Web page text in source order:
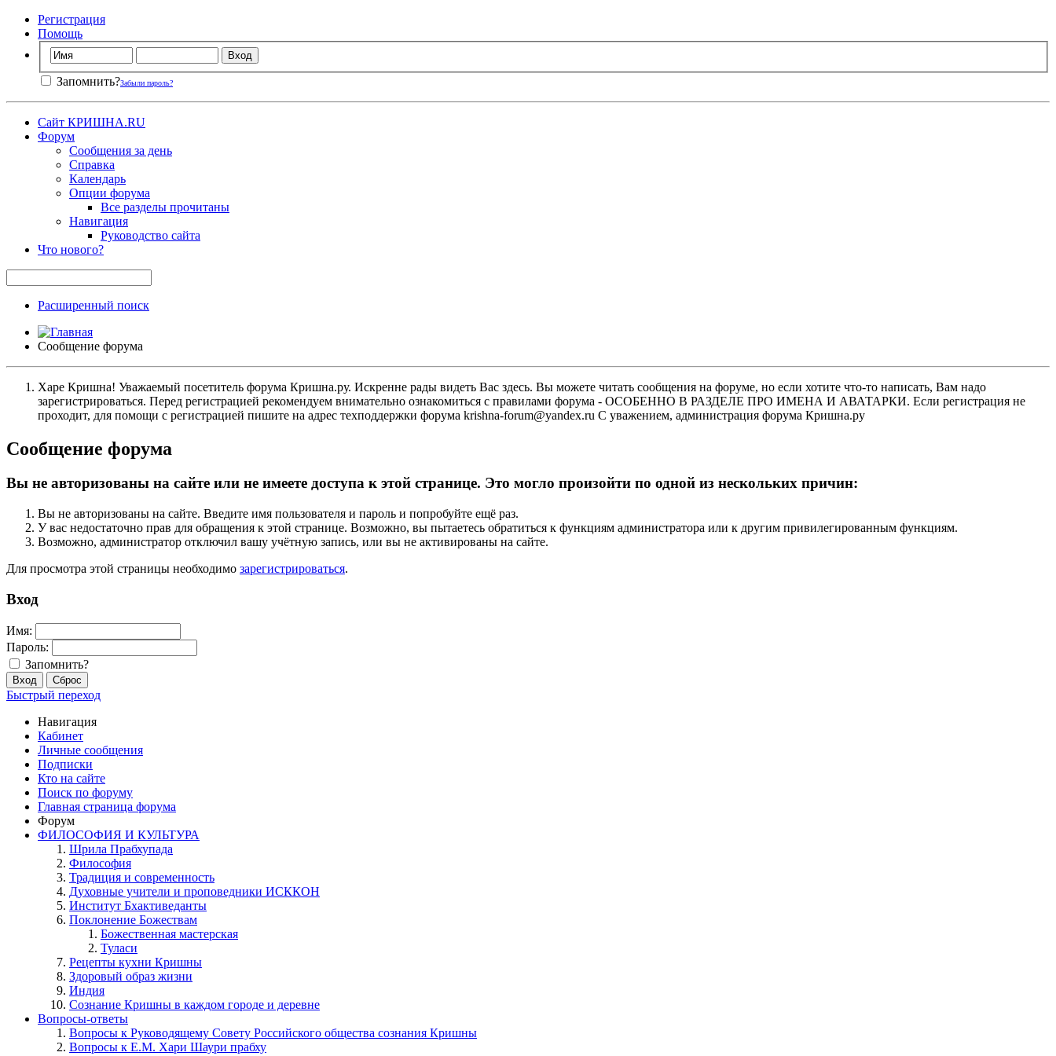
Регистрация
Помощь
Запомнить?Забыли пароль?
Сайт КРИШНА.RU
Форум
Сообщения за день
Справка
Календарь
Опции форума
Все разделы прочитаны
Навигация
Руководство сайта
Что нового?
Расширенный поиск
Сообщение форума
Харе Кришна! Уважаемый посетитель форума Кришна.ру. Искренне рады видеть Вас здесь. Вы можете читать сообщения на форуме, но если хотите что-то написать, Вам надо
зарегистрироваться. Перед регистрацией рекомендуем внимательно ознакомиться с правилами форума - ОСОБЕННО В РАЗДЕЛЕ ПРО ИМЕНА И АВАТАРКИ. Если регистрация не
проходит, для помощи с регистрацией пишите на адрес техподдержки форума krishna-forum@yandex.ru С уважением, администрация форума Кришна.ру
Сообщение форума
Вы не авторизованы на сайте или не имеете доступа к этой странице. Это могло произойти по одной из нескольких причин:
Вы не авторизованы на сайте. Введите имя пользователя и пароль и попробуйте ещё раз.
У вас недостаточно прав для обращения к этой странице. Возможно, вы пытаетесь обратиться к функциям администратора или к другим привилегированным функциям.
Возможно, администратор отключил вашу учётную запись, или вы не активированы на сайте.
Для просмотра этой страницы необходимо зарегистрироваться.
Вход
Имя:
Пароль:
Запомнить?
Быстрый переход
Навигация
Кабинет
Личные сообщения
Подписки
Кто на сайте
Поиск по форуму
Главная страница форума
Форум
ФИЛОСОФИЯ И КУЛЬТУРА
Шрила Прабхупада
Философия
Традиция и современность
Духовные учители и проповедники ИСККОН
Институт Бхактиведанты
Поклонение Божествам
Божественная мастерская
Туласи
Рецепты кухни Кришны
Здоровый образ жизни
Индия
Сознание Кришны в каждом городе и деревне
Вопросы-ответы
Вопросы к Руководящему Совету Российского общества сознания Кришны
Вопросы к Е.М. Хари Шаури прабху